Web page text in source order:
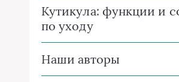
Кутикула: функции и
по уходу
Наши авторы